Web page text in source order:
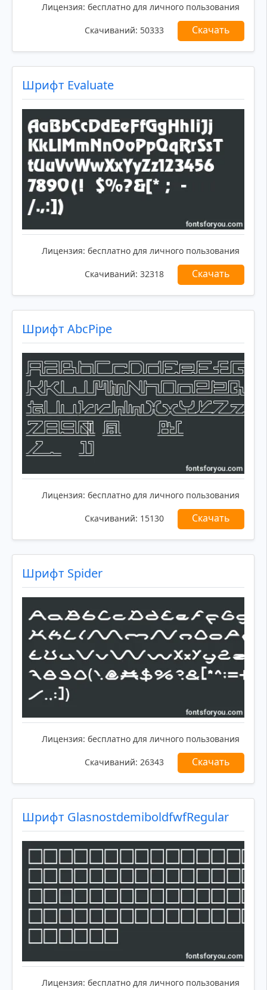
Лицензия: бесплатно для личного пользования
Скачиваний: 50333 Скачать
Шрифт Evaluate
Лицензия: бесплатно для личного пользования
Скачиваний: 32318 Скачать
Шрифт AbcPipe
Лицензия: бесплатно для личного пользования
Скачиваний: 15130 Скачать
Шрифт Spider
Лицензия: бесплатно для личного пользования
Скачиваний: 26343 Скачать
Шрифт GlasnostdemiboldfwfRegular
Лицензия: бесплатно для личного пользования